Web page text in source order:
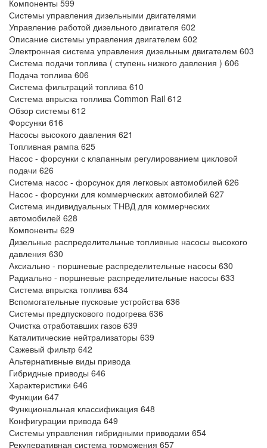
Компоненты 599
Системы управления дизельными двигателями
Управление работой дизельного двигателя 602
Описание системы управления двигателем 602
Электронная система управления дизельным двигателем 603
Система подачи топлива ( ступень низкого давления ) 606
Подача топлива 606
Система фильтраций топлива 610
Система впрыска топлива Common Rail 612
Обзор системы 612
Форсунки 616
Насосы высокого давления 621
Топливная рампа 625
Насос - форсунки с клапанным регулированием цикловой
подачи 626
Система насос - форсунок для легковых автомобилей 626
Насос - форсунки для коммерческих автомобилей 627
Система индивидуальных ТНВД для коммерческих
автомобилей 628
Компоненты 629
Дизельные распределительные топливные насосы высокого
давления 630
Аксиально - поршневые распределительные насосы 630
Радиально - поршневые распределительные насосы 633
Система впрыска топлива 634
Вспомогательные пусковые устройства 636
Системы предпускового подогрева 636
Очистка отработавших газов 639
Каталитические нейтрализаторы 639
Сажевый фильтр 642
Альтернативные виды привода
Гибридные приводы 646
Характеристики 646
Функции 647
Функциональная классификация 648
Конфигурации привода 649
Системы управления гибридными приводами 654
Рекуперативная система торможения 657